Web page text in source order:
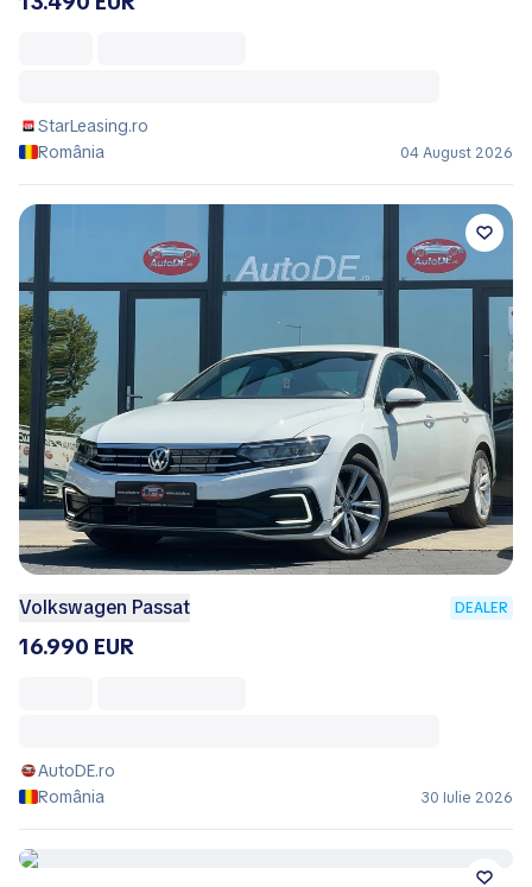
StarLeasing.ro
România
04 August 2026
Volkswagen Passat DEALER
16.990 EUR
AutoDE.ro
România
30 Iulie 2026